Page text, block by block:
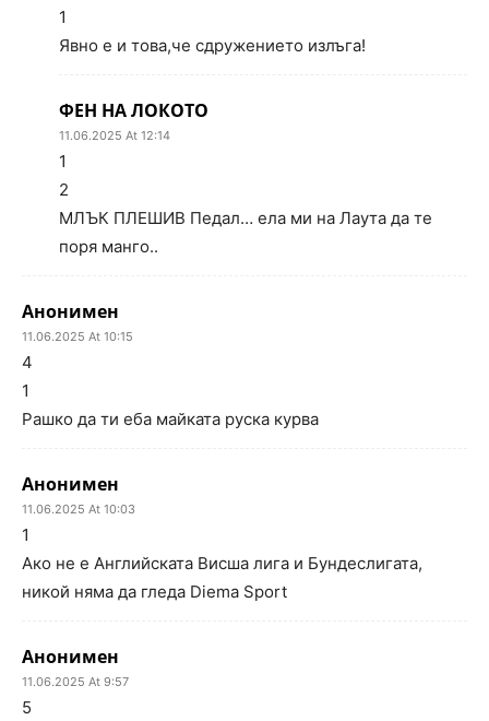
1
Явно е и това,че сдружението излъга!
ФЕН НА ЛОКОТО
11.06.2025 At 12:14
1
2
МЛЪК ПЛЕШИВ Педал… ела ми на Лаута да те
поря манго..
Анонимен
11.06.2025 At 10:15
4
1
Рашко да ти еба майката руска курва
Анонимен
11.06.2025 At 10:03
1
Ако не е Английската Висша лига и Бундеслигата,
никой няма да гледа Diema Sport
Анонимен
11.06.2025 At 9:57
5